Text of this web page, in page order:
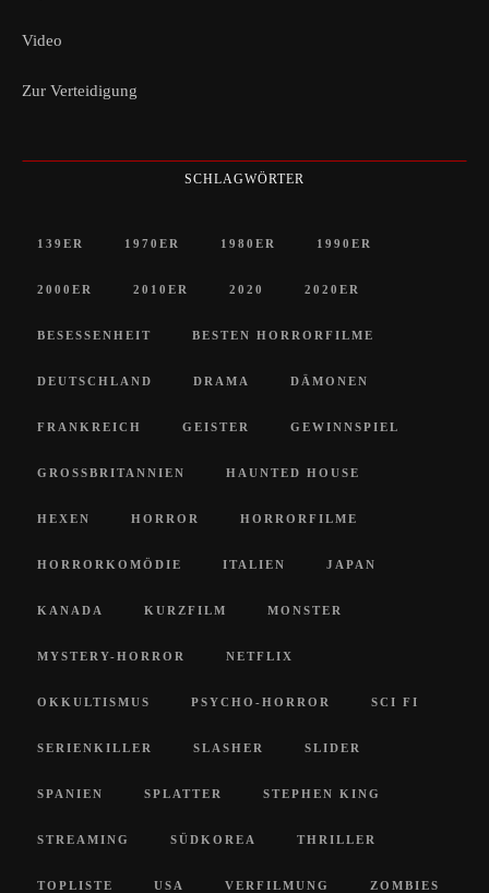
Video
Zur Verteidigung
SCHLAGWÖRTER
139ER 1970ER 1980ER 1990ER
2000ER 2010ER 2020 2020ER
BESESSENHEIT BESTEN HORRORFILME
DEUTSCHLAND DRAMA DÄMONEN
FRANKREICH GEISTER GEWINNSPIEL
GROSSBRITANNIEN HAUNTED HOUSE
HEXEN HORROR HORRORFILME
HORRORKOMÖDIE ITALIEN JAPAN
KANADA KURZFILM MONSTER
MYSTERY-HORROR NETFLIX
OKKULTISMUS PSYCHO-HORROR SCI FI
SERIENKILLER SLASHER SLIDER
SPANIEN SPLATTER STEPHEN KING
STREAMING SÜDKOREA THRILLER
TOPLISTE USA VERFILMUNG ZOMBIES